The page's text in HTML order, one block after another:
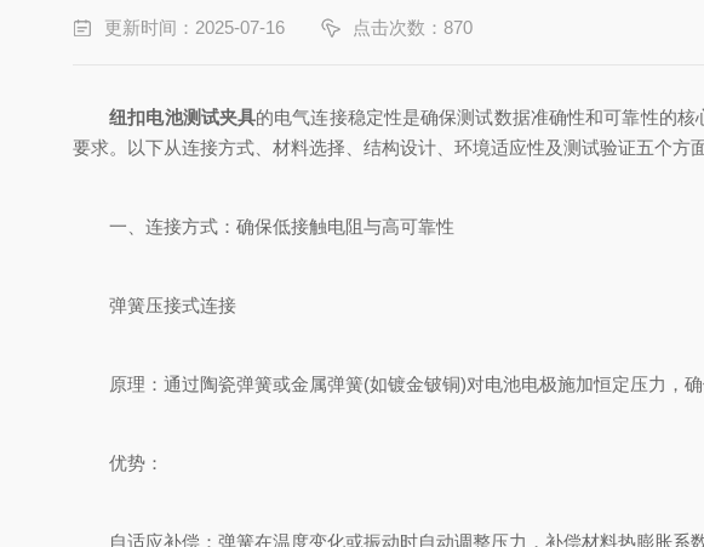
更新时间：2025-07-16 点击次数：870
纽扣电池测试夹具的电气连接稳定性是确保测试数据准确性和可靠性的
要求。以下从连接方式、材料选择、结构设计、环境适应性及测试验证五个方
一、连接方式：确保低接触电阻与高可靠性
弹簧压接式连接
原理：通过陶瓷弹簧或金属弹簧(如镀金铍铜)对电池电极施加恒定压力，确
优势：
自适应补偿：弹簧在温度变化或振动时自动调整压力，补偿材料热膨胀系数